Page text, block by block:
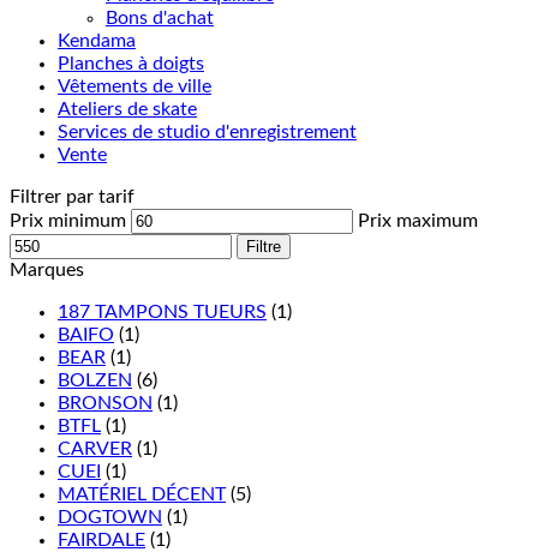
Bons d'achat
Kendama
Planches à doigts
Vêtements de ville
Ateliers de skate
Services de studio d'enregistrement
Vente
Filtrer par tarif
Prix minimum
Prix maximum
Filtre
Marques
187 TAMPONS TUEURS (1)
BAIFO (1)
BEAR (1)
BOLZEN (6)
BRONSON (1)
BTFL (1)
CARVER (1)
CUEI (1)
MATÉRIEL DÉCENT (5)
DOGTOWN (1)
FAIRDALE (1)